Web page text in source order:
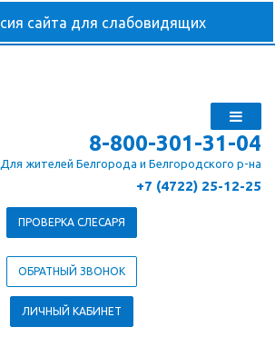
8-800-301-31-04
Для жителей Белгорода и Белгородского р-на
+7 (4722) 25-12-25
ПРОВЕРКА СЛЕСАРЯ
ОБРАТНЫЙ ЗВОНОК
ЛИЧНЫЙ КАБИНЕТ